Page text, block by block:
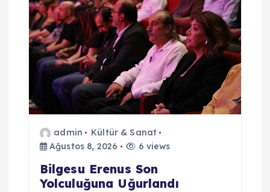
z
n
m
admin
Kültür & Sanat
Ağustos 8, 2026
6 views
Bilgesu Erenus Son
Yolculuğuna Uğurlandı